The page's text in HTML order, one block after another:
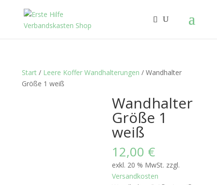
Start/ Leere Koffer Wandhalterungen / Wandhalter
Größe 1 weiß
Wandhalter
Größe 1
weiß
12,00 €
exkl. 20 % MwSt. zzgl.
Versandkosten